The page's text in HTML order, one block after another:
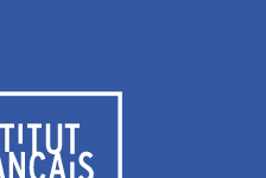
de l’Institut français